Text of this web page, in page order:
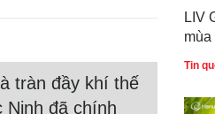
tràn đầy khí thế
Ninh đã chính
LIV
mùa
Tin